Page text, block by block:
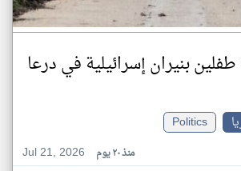
بنيران إسرائيلية في درعا
Politics
Jul 21, 2026
منذ ٢٠ يوم